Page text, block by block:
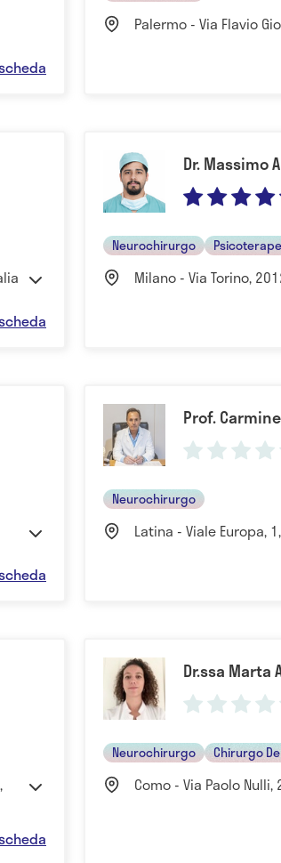
Palermo - Via Flavio
Dr. Massimo
Neurochirurgo
Milano - Via Torino,
Prof.
Neurochirurgo
Latina - Viale Europa,
Dr.ssa Marta
Neurochirurgo Chirurgo
Como - Via Paolo Nulli,